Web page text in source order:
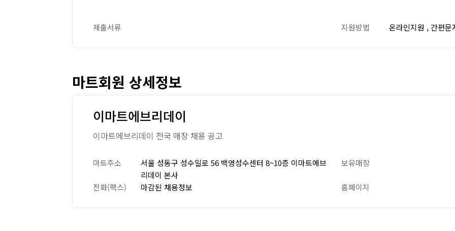
제출서류 지원방법 온라인지원 , 간편
마트회원 상세정보
이마트에브리데이
이마트에브리데이 전국 매장 채용 공고
마트주소
서울 성동구 성수일로 56 백영성수센터 8~10층 이마트에브
리데이 본사
보유매장
전화(팩스) 마감된 채용정보 홈페이지